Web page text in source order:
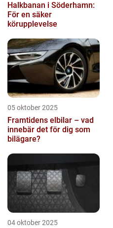
Halkbanan i Söderhamn:
För en säker
körupplevelse
05 oktober 2025
Framtidens elbilar – vad
innebär det för dig som
bilägare?
04 oktober 2025